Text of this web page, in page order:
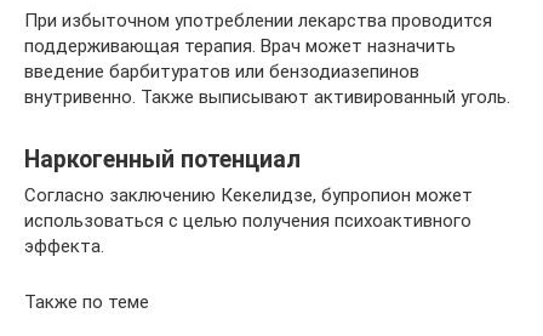
При избыточном употреблении лекарства проводится
поддерживающая терапия. Врач может назначить
введение барбитуратов или бензодиазепинов
внутривенно. Также выписывают активированный уголь.
Наркогенный потенциал
Согласно заключению Кекелидзе, бупропион может
использоваться с целью получения психоактивного
эффекта.
Также по теме